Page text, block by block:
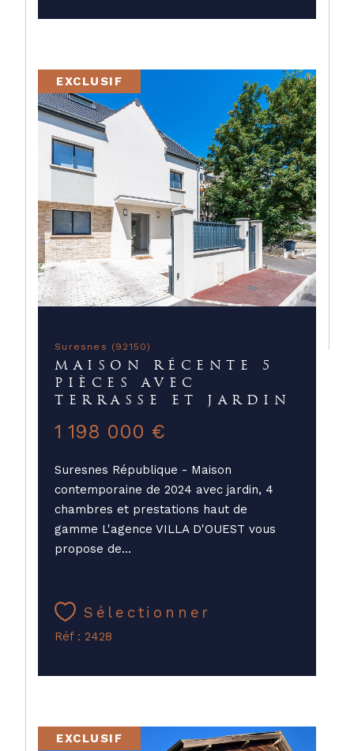
Suresnes (92150)
MAISON RÉCENTE 5
PIÈCES AVEC
TERRASSE ET JARDIN
1 198 000 €
Suresnes République - Maison
contemporaine de 2024 avec jardin, 4
chambres et prestations haut de
gamme L'agence VILLA D'OUEST vous
propose de...
Sélectionner
Réf : 2428
EXCLUSIF
EXCLUSIF